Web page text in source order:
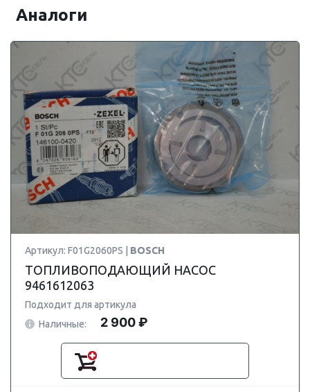
Аналоги
Артикул: F01G2060PS | BOSCH
ТОПЛИВОПОДАЮЩИЙ НАСОС
9461612063
Подходит для артикула
Наличные:
2 900 ₽